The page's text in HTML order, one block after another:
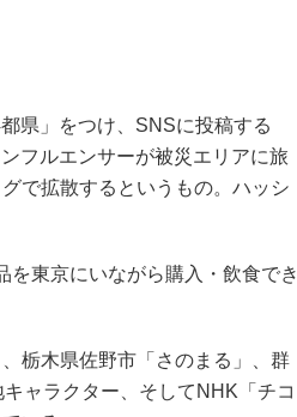
県」をつけ、SNSに投稿する
フルエンサーが被災エリアに旅
で拡散するというもの。ハッシ
東京にいながら購入・飲食でき
栃木県佐野市「さのまる」、群
ャラクター、そしてNHK「チコ